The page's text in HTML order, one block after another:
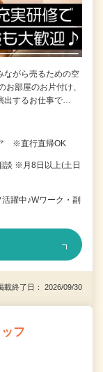
ながら売るための空
お部屋のお片付け、
出するお仕事で…
※直行直帰OK
談 ※月8日以上(土日
躍中♪Wワーク・副
終了日： 2026/09/30
フ